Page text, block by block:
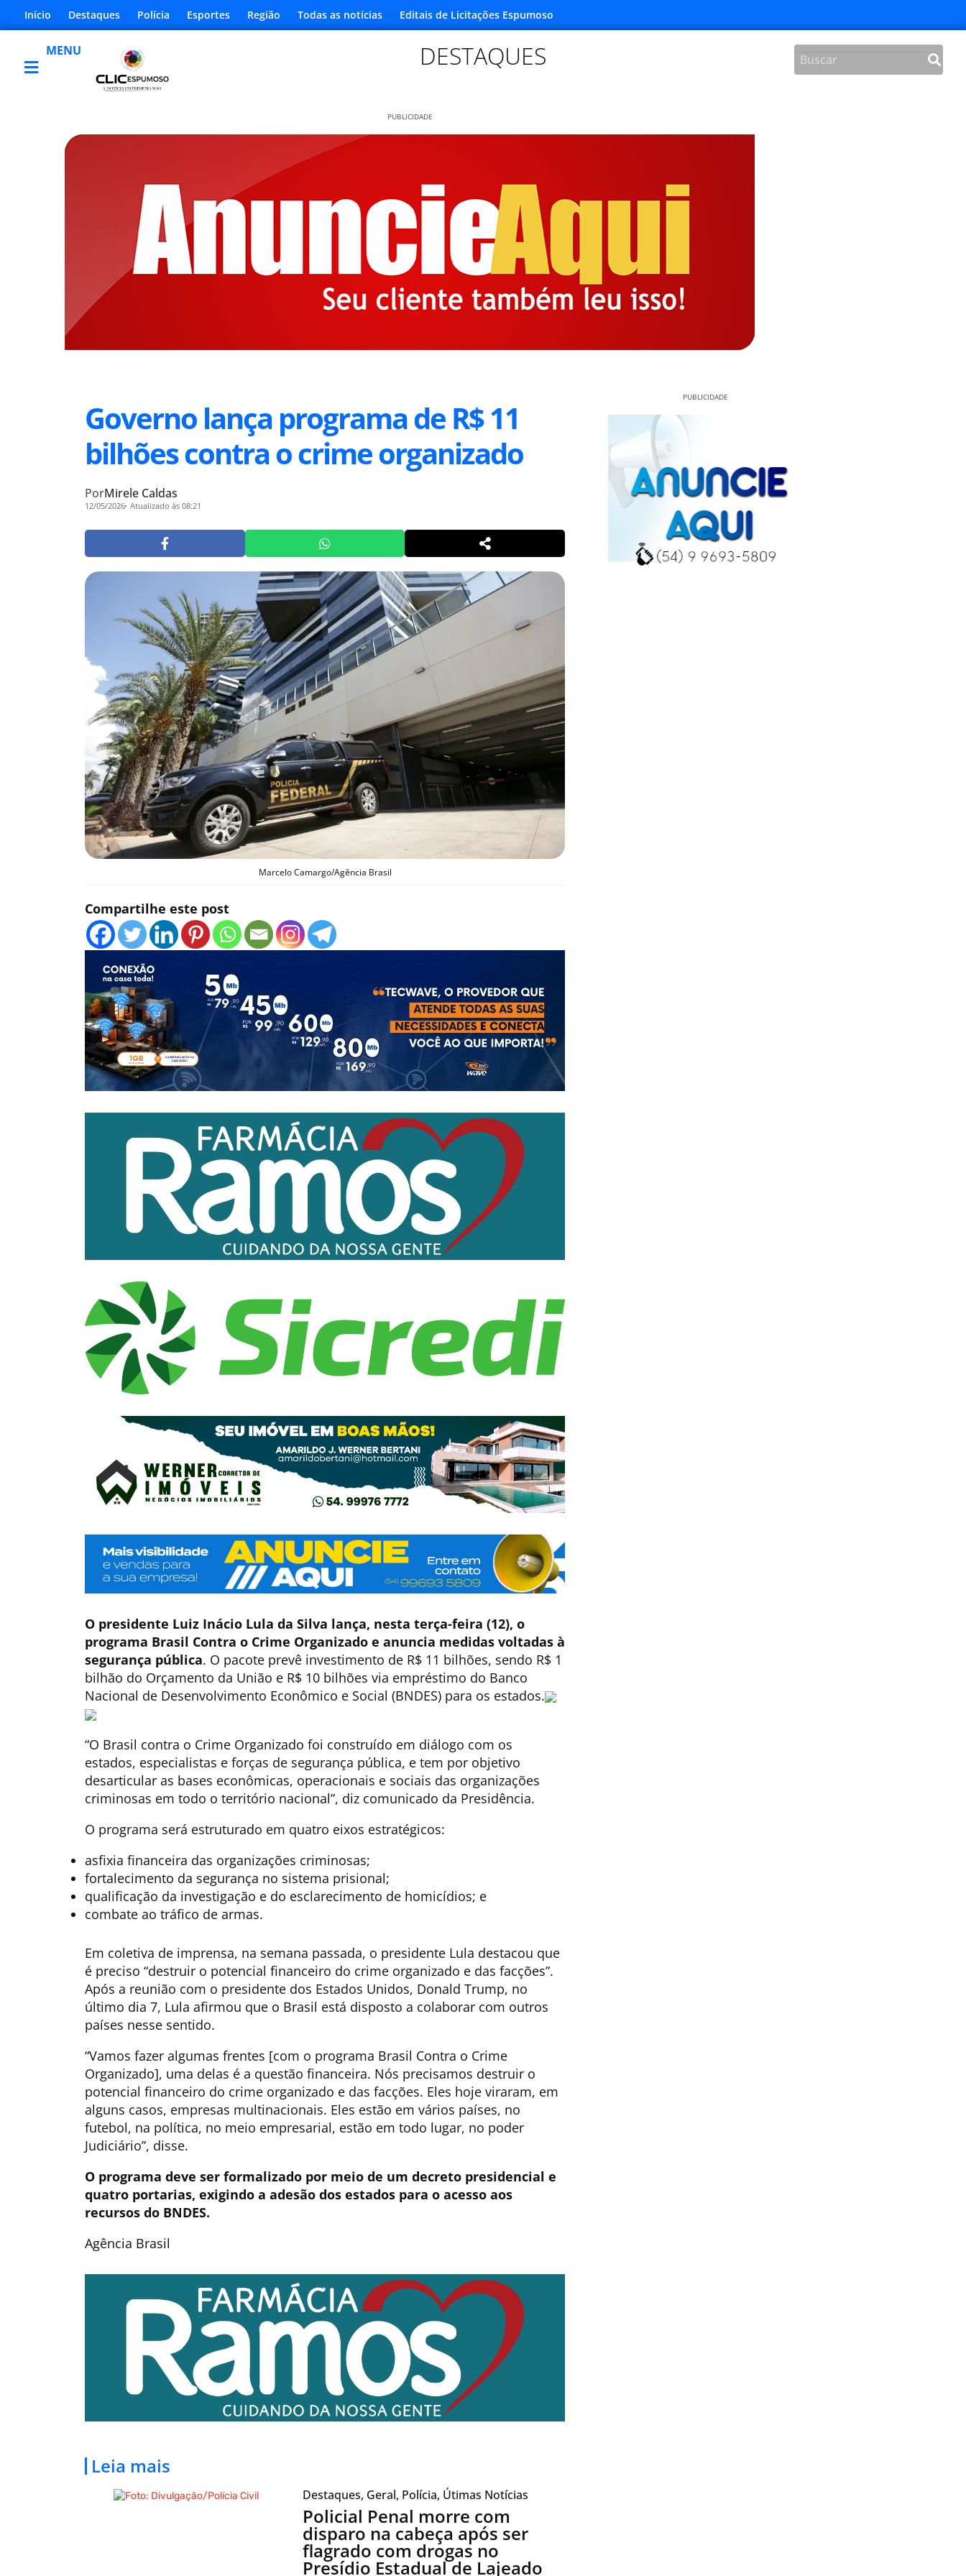
Início Destaques Polícia Esportes Região Todas as notícias Editais de Licitações Espumoso
MENU DESTAQUES
PUBLICIDADE
Governo lança programa de R$ 11
bilhões contra o crime organizado
PorMirele Caldas
12/05/2026 Atualizado às 08:21
Marcelo Camargo/Agência Brasil
Compartilhe este post
O presidente Luiz Inácio Lula da Silva lança, nesta terça-feira (12), o
programa Brasil Contra o Crime Organizado e anuncia medidas voltadas à
segurança pública. O pacote prevê investimento de R$ 11 bilhões, sendo R$ 1
bilhão do Orçamento da União e R$ 10 bilhões via empréstimo do Banco
Nacional de Desenvolvimento Econômico e Social (BNDES) para os estados.
“O Brasil contra o Crime Organizado foi construído em diálogo com os
estados, especialistas e forças de segurança pública, e tem por objetivo
desarticular as bases econômicas, operacionais e sociais das organizações
criminosas em todo o território nacional”, diz comunicado da Presidência.
O programa será estruturado em quatro eixos estratégicos:
asfixia financeira das organizações criminosas;
fortalecimento da segurança no sistema prisional;
qualificação da investigação e do esclarecimento de homicídios; e
combate ao tráfico de armas.
Em coletiva de imprensa, na semana passada, o presidente Lula destacou que
é preciso “destruir o potencial financeiro do crime organizado e das facções”.
Após a reunião com o presidente dos Estados Unidos, Donald Trump, no
último dia 7, Lula afirmou que o Brasil está disposto a colaborar com outros
países nesse sentido.
“Vamos fazer algumas frentes [com o programa Brasil Contra o Crime
Organizado], uma delas é a questão financeira. Nós precisamos destruir o
potencial financeiro do crime organizado e das facções. Eles hoje viraram, em
alguns casos, empresas multinacionais. Eles estão em vários países, no
futebol, na política, no meio empresarial, estão em todo lugar, no poder
Judiciário”, disse.
O programa deve ser formalizado por meio de um decreto presidencial e
quatro portarias, exigindo a adesão dos estados para o acesso aos
recursos do BNDES.
Agência Brasil
Leia mais
Destaques, Geral, Polícia, Útimas Notícias
Policial Penal morre com
disparo na cabeça após ser
flagrado com drogas no
Presídio Estadual de Lajeado
PUBLICIDADE